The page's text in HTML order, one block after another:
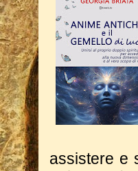
assistere e